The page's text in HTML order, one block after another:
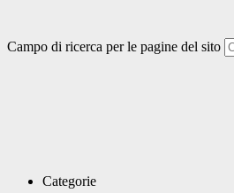
Campo di ricerca per le pagine del sito
Categorie